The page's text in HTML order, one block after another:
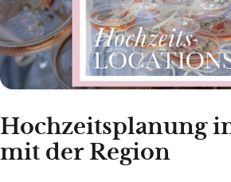
Hochzeitsplanung
mit der Region